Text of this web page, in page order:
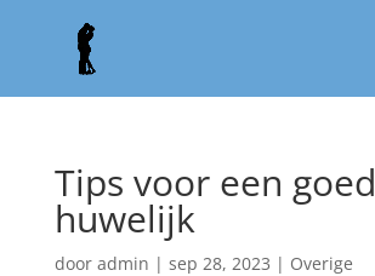
Tips voor een goed
huwelijk
door admin | sep 28, 2023 | Overige